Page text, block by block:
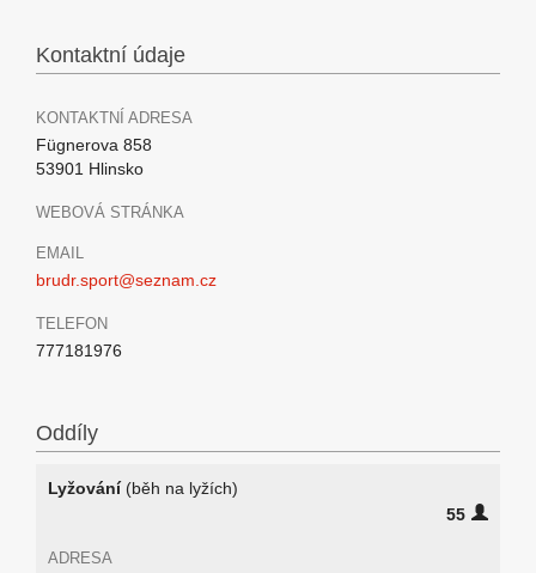
Kontaktní údaje
KONTAKTNÍ ADRESA
Fügnerova 858
53901 Hlinsko
WEBOVÁ STRÁNKA
EMAIL
brudr.sport@seznam.cz
TELEFON
777181976
Oddíly
Lyžování(běh na lyžích)
55
ADRESA